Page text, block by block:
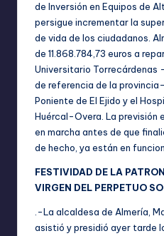
de Inversión en Equipos de
persigue incrementar la
de vida de los ciudadanos.
de 11.868.784,73 euros a
Universitario Torrecárdenas
de referencia de la
Poniente de El Ejido y el
Huércal-Overa. La previsión
en marcha antes de que
de hecho, ya están en
FESTIVIDAD DE LA
VIRGEN DEL PERPETUO
.-La alcaldesa de Almería,
asistió y presidió ayer tarde